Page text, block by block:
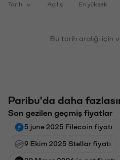
Tarih Açılış En yüksek
Bu tarih aralığı için
Paribu'da daha
Son gezilen geçmiş fiyatlar
5 june 2025 Filecoin fiyatı
9 Ekim 2025 Stellar fiyatı